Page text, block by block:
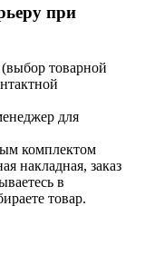
при
(выбор товарной
для
комплектом
накладная, заказ
в
товар.